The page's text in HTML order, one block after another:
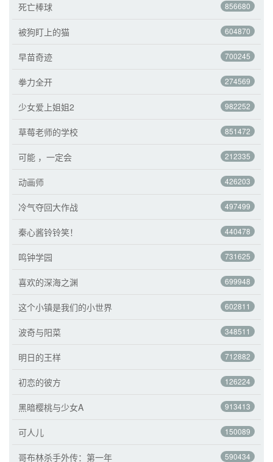
856680
死亡棒球
604870
被狗盯上的猫
700245
早苗奇迹
274569
拳力全开
982252
少女爱上姐姐2
851472
草莓老师的学校
212335
可能 ，一定会
426203
动画师
497499
冷气夺回大作战
440478
秦心酱铃铃笑！
731625
鸣钟学园
699948
喜欢的深海之渊
602811
这个小镇是我们的小世界
348511
波奇与阳菜
712882
明日的王样
126224
初恋的彼方
913413
黑暗樱桃与少女A
150089
可人儿
590434
哥布林杀手外传：第一年